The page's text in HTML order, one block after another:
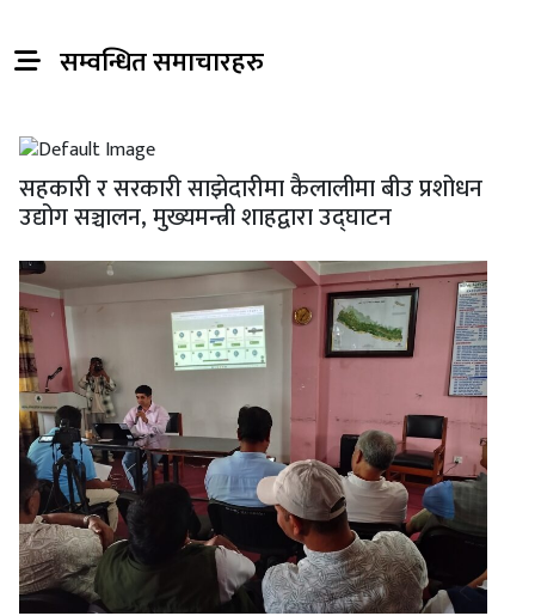
सम्वन्धित समाचारहरु
सहकारी र सरकारी साझेदारीमा कैलालीमा बीउ प्रशोधन
उद्योग सञ्चालन, मुख्यमन्त्री शाहद्वारा उद्घाटन